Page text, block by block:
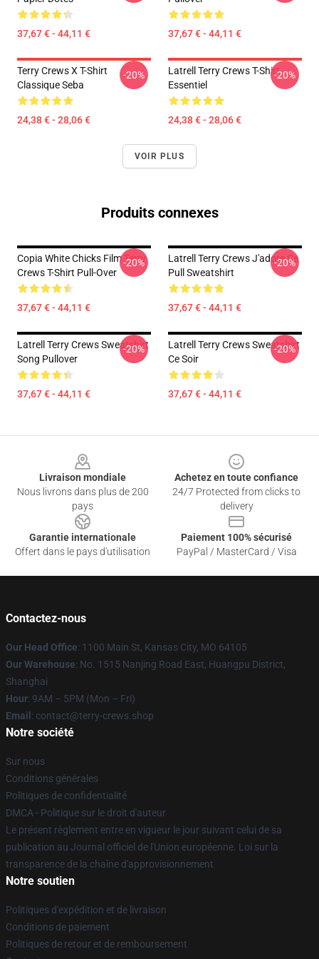
37,67 € - 44,11 € 37,67 € - 44,11 €
Terry Crews X T-Shirt
Classique Seba
24,38 € - 28,06 €
-20%
Latrell Terry Crews T-Shirt
Essentiel
24,38 € - 28,06 €
-20%
VOIR PLUS
Produits connexes
Copia White Chicks Film Terry
Crews T-Shirt Pull-Over
37,67 € - 44,11 €
-20%
Latrell Terry Crews J'adore Ce
Pull Sweatshirt
37,67 € - 44,11 €
-20%
Latrell Terry Crews Sweatshirt
Song Pullover
37,67 € - 44,11 €
-20%
Latrell Terry Crews Sweatshirt
Ce Soir
37,67 € - 44,11 €
-20%
Livraison mondiale
Nous livrons dans plus de 200
pays
Achetez en toute confiance
24/7 Protected from clicks to
delivery
Garantie internationale
Offert dans le pays d'utilisation
Paiement 100% sécurisé
PayPal / MasterCard / Visa
Contactez-nous
Our Head Office: 1100 Main St, Kansas City, MO 64105
Our Warehouse: No. 1515 Nanjing Road East, Huangpu District,
Shanghai
Hour: 9AM – 5PM (Mon – Fri)
Email : contact@terry-crews.shop
Notre société
Sur nous
Conditions générales
Politiques de confidentialité
DMCA - Politique sur le droit d'auteur
Le présent règlement entre en vigueur le jour suivant celui de sa
publication au Journal officiel de l'Union européenne. Loi sur la
transparence de la chaîne d'approvisionnement
Notre soutien
Politiques d'expédition et de livraison
Conditions de paiement
Politiques de retour et de remboursement